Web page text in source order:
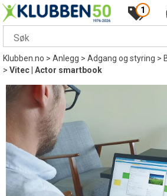
1
Klubben.no>Anlegg>Adgang og styring>
>Vitec | Actor smartbook